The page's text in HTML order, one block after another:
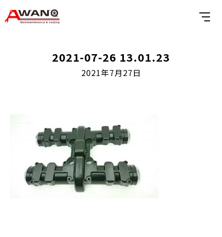
2021-07-26 13.01.23
2021年7月27日